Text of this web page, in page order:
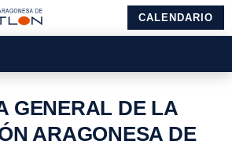
CALENDARIO
GENERAL DE LA
ARAGONESA DE